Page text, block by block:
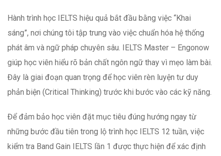
Hành trình học IELTS hiệu quả bắt đầu bằng việc “Khai
sáng”, nơi chúng tôi tập trung vào việc chuẩn hóa hệ thống
phát âm và ngữ pháp chuyên sâu. IELTS Master – Engonow
giúp học viên hiểu rõ bản chất ngôn ngữ thay vì mẹo làm bài.
Đây là giai đoạn quan trọng để học viên rèn luyện tư duy
phản biện (Critical Thinking) trước khi bước vào các kỹ năng.
Để đảm bảo học viên đặt mục tiêu đúng hướng ngay từ
những bước đầu tiên trong lộ trình học IELTS 12 tuần, việc
kiểm tra Band Gain IELTS lần 1 được thực hiện để xác định